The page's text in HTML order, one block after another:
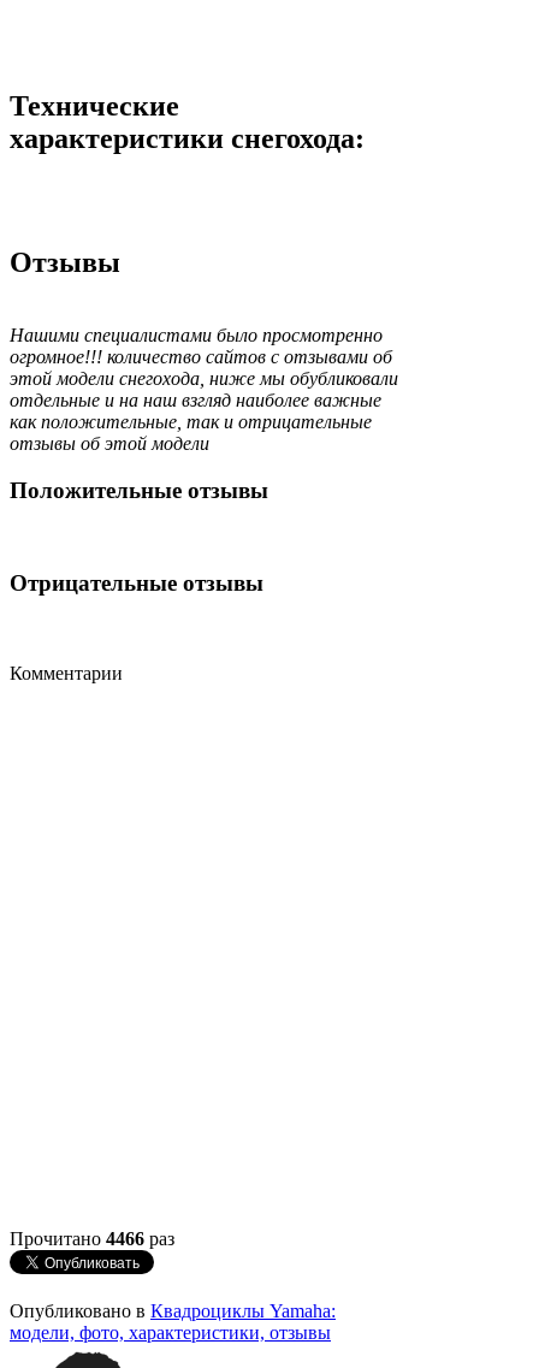
Технические
характеристики снегохода:
Отзывы
Нашими специалистами было просмотренно
огромное!!! количество сайтов с отзывами об
этой модели снегохода, ниже мы обубликовали
отдельные и на наш взгляд наиболее важные
как положительные, так и отрицательные
отзывы об этой модели
Положительные отзывы
Отрицательные отзывы
Комментарии
Прочитано 4466 раз
Опубликовано в Квадроциклы Yamaha:
модели, фото, характеристики, отзывы